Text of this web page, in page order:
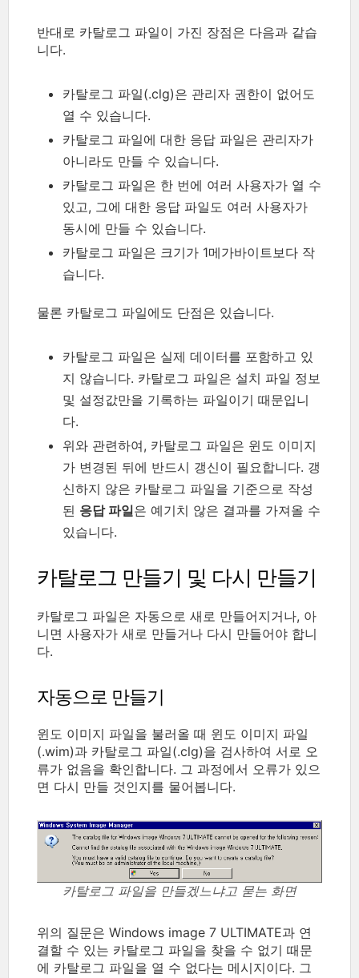
반대로 카탈로그 파일이 가진 장점은 다음과 같습
니다.
카탈로그 파일(.clg)은 관리자 권한이 없어도
열 수 있습니다.
카탈로그 파일에 대한 응답 파일은 관리자가
아니라도 만들 수 있습니다.
카탈로그 파일은 한 번에 여러 사용자가 열 수
있고, 그에 대한 응답 파일도 여러 사용자가
동시에 만들 수 있습니다.
카탈로그 파일은 크기가 1메가바이트보다 작
습니다.
물론 카탈로그 파일에도 단점은 있습니다.
카탈로그 파일은 실제 데이터를 포함하고 있
지 않습니다. 카탈로그 파일은 설치 파일 정보
및 설정값만을 기록하는 파일이기 때문입니
다.
위와 관련하여, 카탈로그 파일은 윈도 이미지
가 변경된 뒤에 반드시 갱신이 필요합니다. 갱
신하지 않은 카탈로그 파일을 기준으로 작성
된 응답 파일은 예기치 않은 결과를 가져올 수
있습니다.
카탈로그 만들기 및 다시 만들기
카탈로그 파일은 자동으로 새로 만들어지거나, 아
니면 사용자가 새로 만들거나 다시 만들어야 합니
다.
자동으로 만들기
윈도 이미지 파일을 불러올 때 윈도 이미지 파일
(.wim)과 카탈로그 파일(.clg)을 검사하여 서로 오
류가 없음을 확인합니다. 그 과정에서 오류가 있으
면 다시 만들 것인지를 물어봅니다.
카탈로그 파일을 만들겠느냐고 묻는 화면
위의 질문은 Windows image 7 ULTIMATE과 연
결할 수 있는 카탈로그 파일을 찾을 수 없기 때문
에 카탈로그 파일을 열 수 없다는 메시지이다. 그